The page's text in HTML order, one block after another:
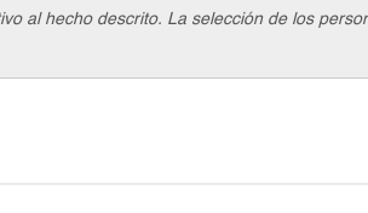
al hecho descrito. La selección de los